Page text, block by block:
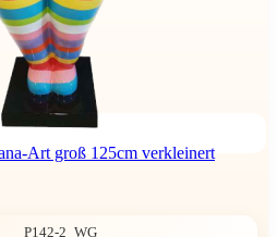
Art groß 125cm verkleinert
P142-2_WG